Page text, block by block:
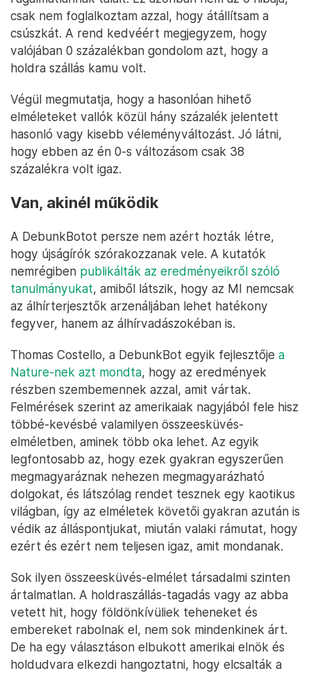
csak nem foglalkoztam azzal, hogy átállítsam a
csúszkát. A rend kedvéért megjegyzem, hogy
valójában 0 százalékban gondolom azt, hogy a
holdra szállás kamu volt.
Végül megmutatja, hogy a hasonlóan hihető
elméleteket vallók közül hány százalék jelentett
hasonló vagy kisebb véleményváltozást. Jó látni,
hogy ebben az én 0-s változásom csak 38
százalékra volt igaz.
Van, akinél működik
A DebunkBotot persze nem azért hozták létre,
hogy újságírók szórakozzanak vele. A kutatók
nemrégiben publikálták az eredményeikről szóló
tanulmányukat, amiből látszik, hogy az MI nemcsak
az álhírterjesztők arzenáljában lehet hatékony
fegyver, hanem az álhírvadászokéban is.
Thomas Costello, a DebunkBot egyik fejlesztője a
Nature-nek azt mondta, hogy az eredmények
részben szembemennek azzal, amit vártak.
Felmérések szerint az amerikaiak nagyjából fele hisz
többé-kevésbé valamilyen összeesküvés-
elméletben, aminek több oka lehet. Az egyik
legfontosabb az, hogy ezek gyakran egyszerűen
megmagyaráznak nehezen megmagyarázható
dolgokat, és látszólag rendet tesznek egy kaotikus
világban, így az elméletek követői gyakran azután is
védik az álláspontjukat, miután valaki rámutat, hogy
ezért és ezért nem teljesen igaz, amit mondanak.
Sok ilyen összeesküvés-elmélet társadalmi szinten
ártalmatlan. A holdraszállás-tagadás vagy az abba
vetett hit, hogy földönkívüliek teheneket és
embereket rabolnak el, nem sok mindenkinek árt.
De ha egy választáson elbukott amerikai elnök és
holdudvara elkezdi hangoztatni, hogy elcsalták a